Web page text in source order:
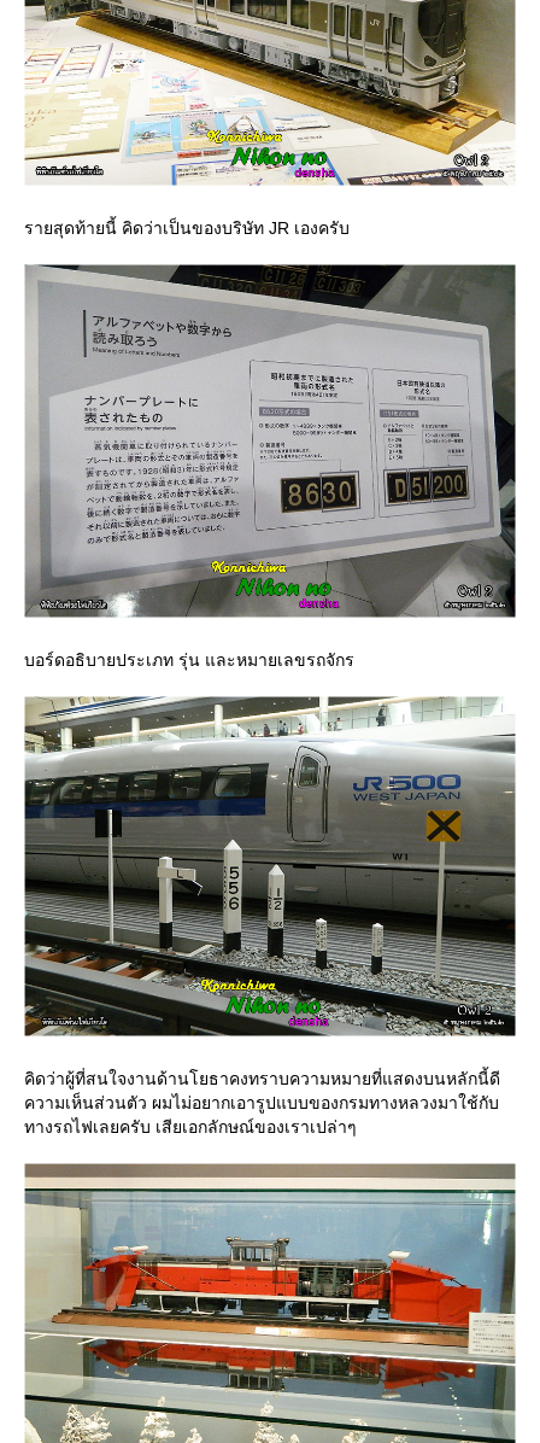
รายสุดท้ายนี้ คิดว่าเป็นของบริษัท JR เองครับ
บอร์ดอธิบายประเภท รุ่น และหมายเลขรถจักร
คิดว่าผู้ที่สนใจงานด้านโยธาคงทราบความหมายที่แสดงบนหลักนี้ดี
ความเห็นส่วนตัว ผมไม่อยากเอารูปแบบของกรมทางหลวงมาใช้กับ
ทางรถไฟเลยครับ เสียเอกลักษณ์ของเราเปล่าๆ